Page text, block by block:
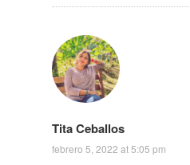
Tita Ceballos
febrero 5, 2022 at 5:05 pm